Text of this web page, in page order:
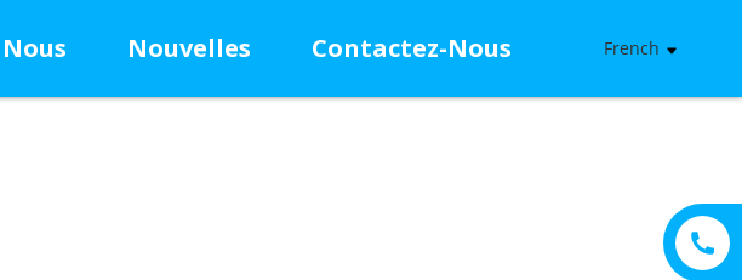
Nouvelles Contactez-Nous French